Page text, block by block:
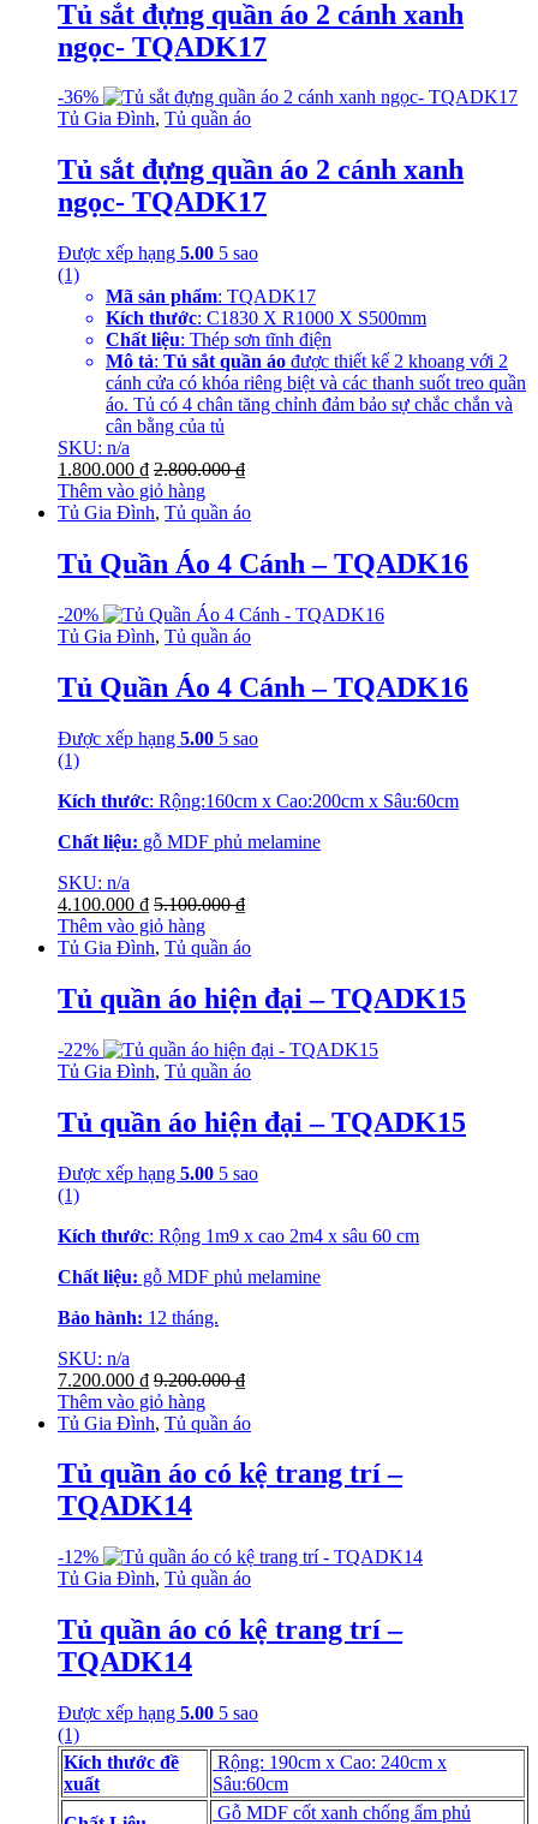
Tủ sắt đựng quần áo 2 cánh xanh
ngọc- TQADK17
-36%
Tủ Gia Đình, Tủ quần áo
Tủ sắt đựng quần áo 2 cánh xanh
ngọc- TQADK17
Được xếp hạng 5.00 5 sao
(1)
Mã sản phẩm: TQADK17
Kích thước: C1830 X R1000 X S500mm
Chất liệu: Thép sơn tĩnh điện
Mô tả: Tủ sắt quần áo được thiết kế 2 khoang với 2
cánh cửa có khóa riêng biệt và các thanh suốt treo quần
áo. Tủ có 4 chân tăng chỉnh đảm bảo sự chắc chắn và
cân bằng của tủ
SKU: n/a
1.800.000 ₫ 2.800.000₫
Thêm vào giỏ hàng
Tủ Gia Đình, Tủ quần áo
Tủ Quần Áo 4 Cánh – TQADK16
-20%
Tủ Gia Đình, Tủ quần áo
Tủ Quần Áo 4 Cánh – TQADK16
Được xếp hạng 5.00 5 sao
(1)
Kích thước: Rộng:160cm x Cao:200cm x Sâu:60cm
Chất liệu: gỗ MDF phủ melamine
SKU: n/a
4.100.000 ₫ 5.100.000₫
Thêm vào giỏ hàng
Tủ Gia Đình, Tủ quần áo
Tủ quần áo hiện đại – TQADK15
-22%
Tủ Gia Đình, Tủ quần áo
Tủ quần áo hiện đại – TQADK15
Được xếp hạng 5.00 5 sao
(1)
Kích thước: Rộng 1m9 x cao 2m4 x sâu 60 cm
Chất liệu: gỗ MDF phủ melamine
Bảo hành: 12 tháng.
SKU: n/a
7.200.000 ₫ 9.200.000₫
Thêm vào giỏ hàng
Tủ Gia Đình, Tủ quần áo
Tủ quần áo có kệ trang trí –
TQADK14
-12%
Tủ Gia Đình, Tủ quần áo
Tủ quần áo có kệ trang trí –
TQADK14
Được xếp hạng 5.00 5 sao
(1)
Kích thước đề
xuất
Rộng: 190cm x Cao: 240cm x
Sâu:60cm
Gỗ MDF cốt xanh chống ẩm phủ